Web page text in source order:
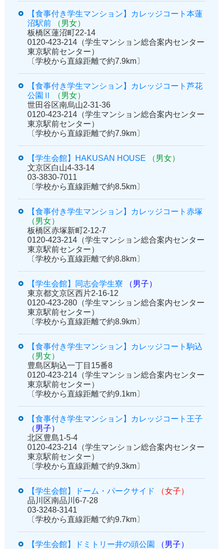
【食事付き学生マンション】カレッジコート本蓮
沼駅前
（男女）
板橋区蓮沼町22-14
0120-423-214（学生マンション総合案内センター
東京駅前センター）
〔学校から直線距離で約7.9km〕
【食事付き学生マンション】カレッジコート芦花
公園Ⅱ
（男女）
世田谷区南烏山2-31-36
0120-423-214（学生マンション総合案内センター
東京駅前センター）
〔学校から直線距離で約7.9km〕
【学生会館】HAKUSAN HOUSE
（男女）
文京区白山4-33-14
03-3830-7011
〔学校から直線距離で約8.5km〕
【食事付き学生マンション】カレッジコート赤塚
（男女）
板橋区赤塚新町2-12-7
0120-423-214（学生マンション総合案内センター
東京駅前センター）
〔学校から直線距離で約8.8km〕
【学生会館】同志会学生寮
（男子）
東京都文京区西片2-16-12
0120-423-280（学生マンション総合案内センター
東京駅前センター）
〔学校から直線距離で約8.9km〕
【食事付き学生マンション】カレッジコート駒込
（男女）
豊島区駒込一丁目15番8
0120-423-214（学生マンション総合案内センター
東京駅前センター）
〔学校から直線距離で約9.1km〕
【食事付き学生マンション】カレッジコート王子
（男子）
北区豊島1-5-4
0120-423-214（学生マンション総合案内センター
東京駅前センター）
〔学校から直線距離で約9.3km〕
【学生会館】ドーム・パークサイド
（女子）
品川区南品川6-7-28
03-3248-3141
〔学校から直線距離で約9.7km〕
【学生会館】ドミトリー井の頭公園
（男子）